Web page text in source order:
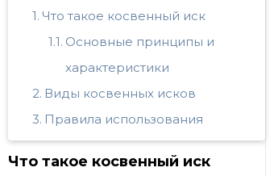
Что такое косвенный иск
Основные принципы и
характеристики
Виды косвенных исков
Правила использования
Что такое косвенный иск